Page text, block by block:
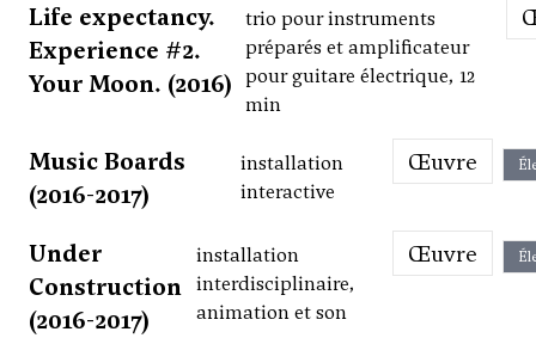
Life expectancy.
Experience #2.
Your Moon. (2016)
trio pour instruments
préparés et amplificateur
pour guitare électrique, 12
min
Music Boards
(2016-2017)
installation
interactive
Œuvre
Under
Construction
(2016-2017)
installation
interdisciplinaire,
animation et son
Œuvre